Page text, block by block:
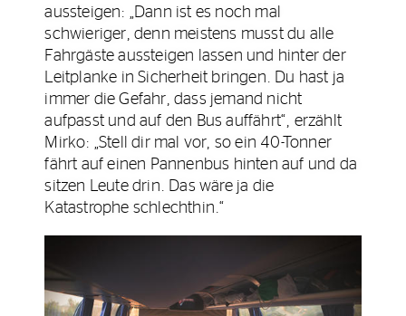
aussteigen: „Dann ist es noch mal
schwieriger, denn meistens musst du alle
Fahrgäste aussteigen lassen und hinter der
Leitplanke in Sicherheit bringen. Du hast ja
immer die Gefahr, dass jemand nicht
aufpasst und auf den Bus auffährt“, erzählt
Mirko: „Stell dir mal vor, so ein 40-Tonner
fährt auf einen Pannenbus hinten auf und da
sitzen Leute drin. Das wäre ja die
Katastrophe schlechthin.“